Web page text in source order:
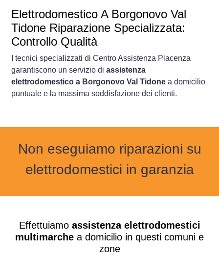
Elettrodomestico A Borgonovo Val
Tidone Riparazione Specializzata:
Controllo Qualità
I tecnici specializzati di Centro Assistenza Piacenza
garantiscono un servizio di assistenza
elettrodomestico a Borgonovo Val Tidone a domicilio
puntuale e la massima soddisfazione dei clienti.
Non eseguiamo riparazioni su
elettrodomestici in garanzia
Effettuiamo assistenza elettrodomestici
multimarche a domicilio in questi comuni e
zone